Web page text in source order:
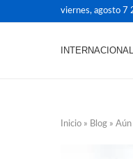
viernes, agosto 7
INTERNACIONAL
Inicio » Blog » Aún